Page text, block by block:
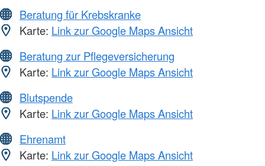
Beratung für Krebskranke
Karte: Link zur Google Maps Ansicht
Beratung zur Pflegeversicherung
Karte: Link zur Google Maps Ansicht
Blutspende
Karte: Link zur Google Maps Ansicht
Ehrenamt
Karte: Link zur Google Maps Ansicht